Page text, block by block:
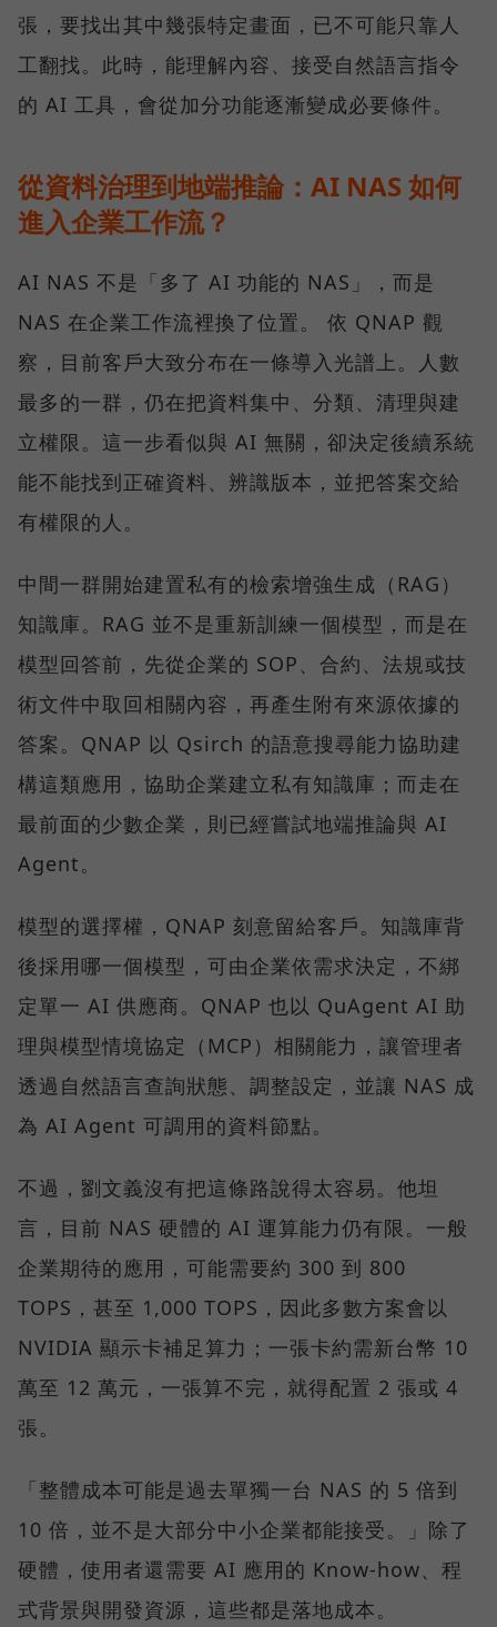
張，要找出其中幾張特定畫面，已不可能只靠人
工翻找。此時，能理解內容、接受自然語言指令
的 AI 工具，會從加分功能逐漸變成必要條件。
從資料治理到地端推論：AI NAS 如何
進入企業工作流？
AI NAS 不是「多了 AI 功能的 NAS」，而是
NAS 在企業工作流裡換了位置。 依 QNAP 觀
察，目前客戶大致分布在一條導入光譜上。人數
最多的一群，仍在把資料集中、分類、清理與建
立權限。這一步看似與 AI 無關，卻決定後續系統
能不能找到正確資料、辨識版本，並把答案交給
有權限的人。
中間一群開始建置私有的檢索增強生成（RAG）
知識庫。RAG 並不是重新訓練一個模型，而是在
模型回答前，先從企業的 SOP、合約、法規或技
術文件中取回相關內容，再產生附有來源依據的
答案。QNAP 以 Qsirch 的語意搜尋能力協助建
構這類應用，協助企業建立私有知識庫；而走在
最前面的少數企業，則已經嘗試地端推論與 AI
Agent。
模型的選擇權，QNAP 刻意留給客戶。知識庫背
後採用哪一個模型，可由企業依需求決定，不綁
定單一 AI 供應商。QNAP 也以 QuAgent AI 助
理與模型情境協定（MCP）相關能力，讓管理者
透過自然語言查詢狀態、調整設定，並讓 NAS 成
為 AI Agent 可調用的資料節點。
不過，劉文義沒有把這條路說得太容易。他坦
言，目前 NAS 硬體的 AI 運算能力仍有限。一般
企業期待的應用，可能需要約 300 到 800
TOPS，甚至 1,000 TOPS，因此多數方案會以
NVIDIA 顯示卡補足算力；一張卡約需新台幣 10
萬至 12 萬元，一張算不完，就得配置 2 張或 4
張。
「整體成本可能是過去單獨一台 NAS 的 5 倍到
10 倍，並不是大部分中小企業都能接受。」除了
硬體，使用者還需要 AI 應用的 Know-how、程
式背景與開發資源，這些都是落地成本。